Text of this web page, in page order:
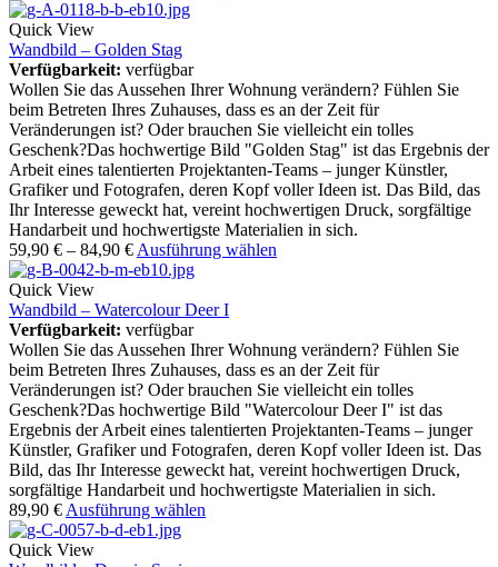
Quick View
Wandbild – Golden Stag
Verfügbarkeit: verfügbar
Wollen Sie das Aussehen Ihrer Wohnung verändern? Fühlen Sie
beim Betreten Ihres Zuhauses, dass es an der Zeit für
Veränderungen ist? Oder brauchen Sie vielleicht ein tolles
Geschenk?Das hochwertige Bild "Golden Stag" ist das Ergebnis der
Arbeit eines talentierten Projektanten-Teams – junger Künstler,
Grafiker und Fotografen, deren Kopf voller Ideen ist. Das Bild, das
Ihr Interesse geweckt hat, vereint hochwertigen Druck, sorgfältige
Handarbeit und hochwertigste Materialien in sich.
59,90 € – 84,90 € Ausführung wählen
Quick View
Wandbild – Watercolour Deer I
Verfügbarkeit: verfügbar
Wollen Sie das Aussehen Ihrer Wohnung verändern? Fühlen Sie
beim Betreten Ihres Zuhauses, dass es an der Zeit für
Veränderungen ist? Oder brauchen Sie vielleicht ein tolles
Geschenk?Das hochwertige Bild "Watercolour Deer I" ist das
Ergebnis der Arbeit eines talentierten Projektanten-Teams – junger
Künstler, Grafiker und Fotografen, deren Kopf voller Ideen ist. Das
Bild, das Ihr Interesse geweckt hat, vereint hochwertigen Druck,
sorgfältige Handarbeit und hochwertigste Materialien in sich.
89,90 € Ausführung wählen
Quick View